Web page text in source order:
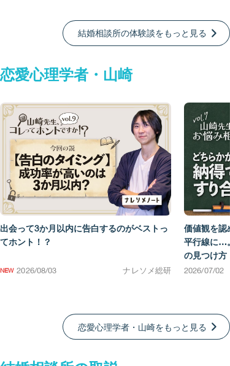
結婚相談所の体験談をもっと見る
恋愛心理学者・山崎
出会って3か月以内に告白するのがベストっ
てホント！？
2026/08/03 ナレソメ総研
価値観を認
平行線に…
の見つけ方
2026/07/02
恋愛心理学者・山崎をもっと見る